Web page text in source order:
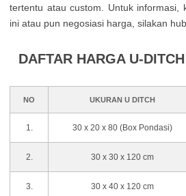
tertentu atau custom. Untuk informasi,
ini atau pun negosiasi harga, silakan
DAFTAR HARGA U-
NO UKURAN U DITCH
1. 30 x 20 x 80 (Box Pondasi)
2. 30 x 30 x 120 cm
3. 30 x 40 x 120 cm